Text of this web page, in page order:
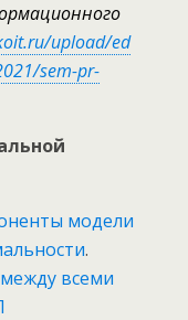
upload/ed
sem-pr-
модели
.
всеми